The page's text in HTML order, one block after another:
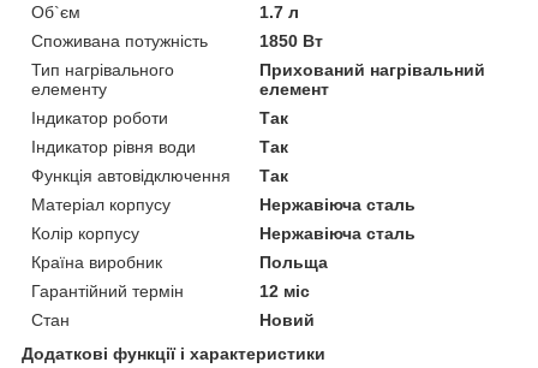
Об`єм
1.7 л
Споживана потужність
1850 Вт
Тип нагрівального
елементу
Прихований нагрівальний
елемент
Індикатор роботи
Так
Індикатор рівня води
Так
Функція автовідключення
Так
Матеріал корпусу
Нержавіюча сталь
Колір корпусу
Нержавіюча сталь
Країна виробник
Польща
Гарантійний термін
12 міс
Стан
Новий
Додаткові функції і характеристики